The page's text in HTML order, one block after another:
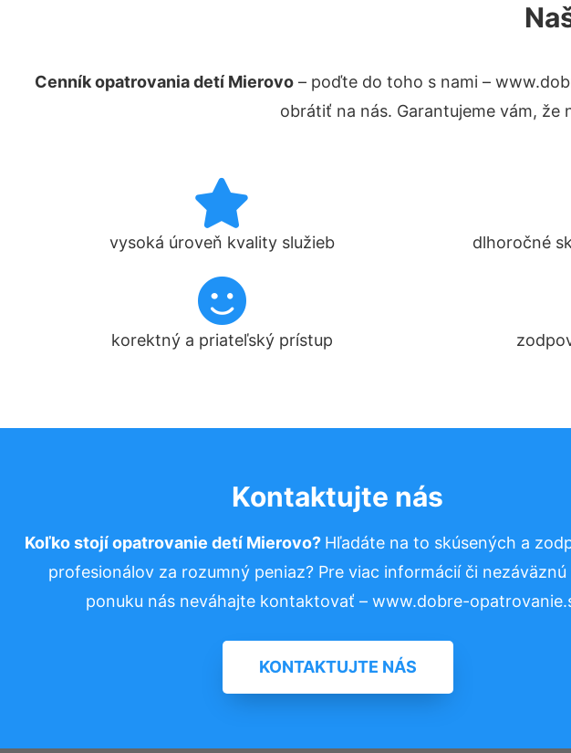
Cenník opatrovania detí Mierovo– poďte do toho s nami –
obrátiť na nás. Garantujeme vám, že
vysoká úroveň kvality služieb dlhoročné
korektný a priateľský prístup
Kontaktujte nás
Koľko stojí opatrovanie detí Mierovo? Hľadáte na to skúsených a
profesionálov za rozumný peniaz? Pre viac informácií či nezáväznú
ponuku nás neváhajte kontaktovať – www.dobre-
KONTAKTUJTE NÁS